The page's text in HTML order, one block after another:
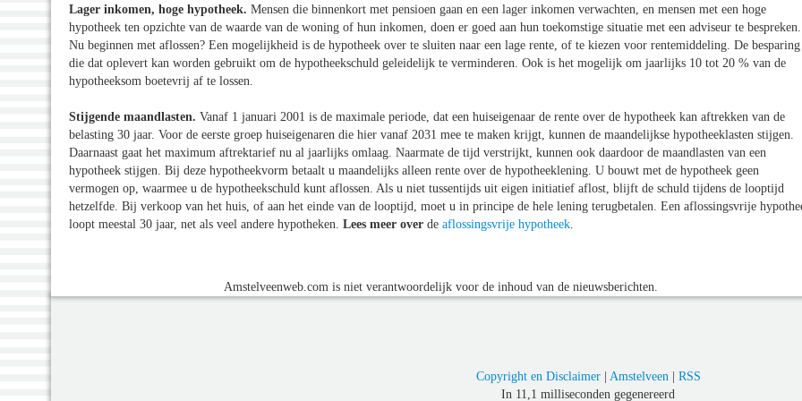
Lager inkomen, hoge hypotheek. Mensen die binnenkort met pensioen gaan en een lager inkomen verwachten, en mensen met een hoge
hypotheek ten opzichte van de waarde van de woning of hun inkomen, doen er goed aan hun toekomstige situatie met een adviseur te bespreken.
Nu beginnen met aflossen? Een mogelijkheid is de hypotheek over te sluiten naar een lage rente, of te kiezen voor rentemiddeling. De besparing
die dat oplevert kan worden gebruikt om de hypotheekschuld geleidelijk te verminderen. Ook is het mogelijk om jaarlijks 10 tot 20 % van de
hypotheeksom boetevrij af te lossen.
Stijgende maandlasten. Vanaf 1 januari 2001 is de maximale periode, dat een huiseigenaar de rente over de hypotheek kan aftrekken van de
belasting 30 jaar. Voor de eerste groep huiseigenaren die hier vanaf 2031 mee te maken krijgt, kunnen de maandelijkse hypotheeklasten stijgen.
Daarnaast gaat het maximum aftrektarief nu al jaarlijks omlaag. Naarmate de tijd verstrijkt, kunnen ook daardoor de maandlasten van een
hypotheek stijgen. Bij deze hypotheekvorm betaalt u maandelijks alleen rente over de hypotheeklening. U bouwt met de hypotheek geen
vermogen op, waarmee u de hypotheekschuld kunt aflossen. Als u niet tussentijds uit eigen initiatief aflost, blijft de schuld tijdens de looptijd
hetzelfde. Bij verkoop van het huis, of aan het einde van de looptijd, moet u in principe de hele lening terugbetalen. Een aflossingsvrije
loopt meestal 30 jaar, net als veel andere hypotheken. Lees meer over de aflossingsvrije hypotheek
Amstelveenweb.com is niet verantwoordelijk voor de inhoud van de nieuwsberichten.
Copyright en Disclaimer| Amstelveen | RSS
In 11,1 milliseconden gegenereerd